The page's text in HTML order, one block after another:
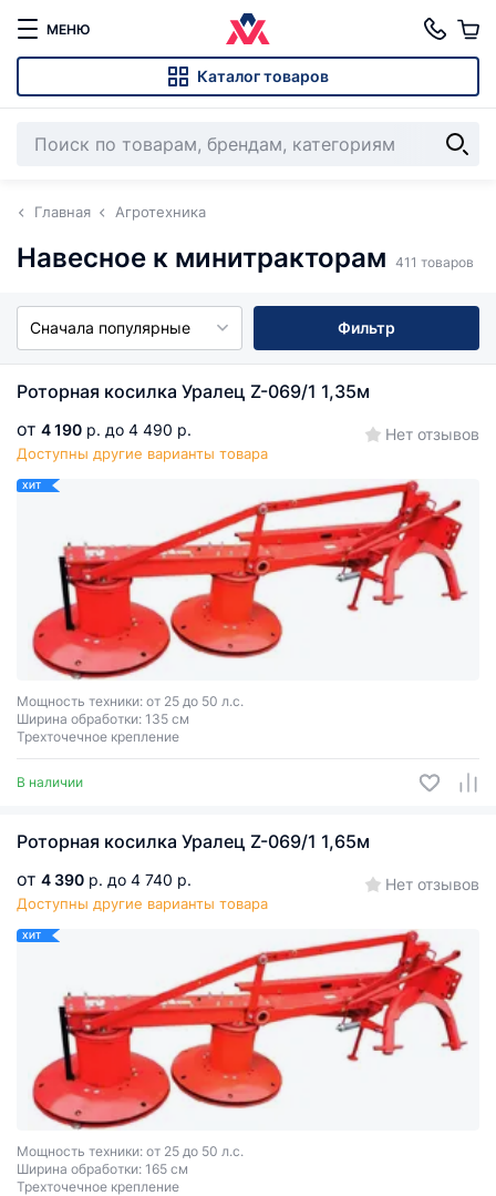
МЕНЮ
Каталог товаров
Главная Агротехника
Навесное к минитракторам 411 товаров
Сначала популярные Фильтр
Роторная косилка Уралец Z-069/1 1,35м
от 4 190 р. до 4 490 р.
Доступны другие варианты товара
Нет отзывов
ХИТ
Мощность техники: от 25 до 50 л.с.
Ширина обработки: 135 см
Трехточечное крепление
В наличии
Роторная косилка Уралец Z-069/1 1,65м
от 4 390 р. до 4 740 р.
Доступны другие варианты товара
Нет отзывов
ХИТ
Мощность техники: от 25 до 50 л.с.
Ширина обработки: 165 см
Трехточечное крепление